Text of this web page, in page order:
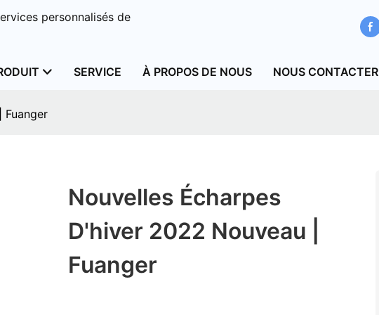
personnalisés de
SERVICE À PROPOS DE NOUS NOUS CONTACTER
Fuanger
Nouvelles Écharpes
D'hiver 2022 Nouveau |
Fuanger